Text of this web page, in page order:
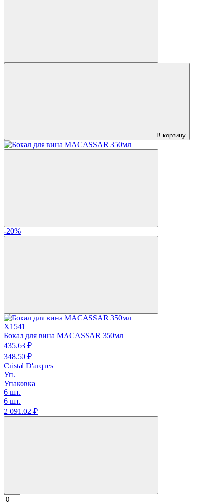
В корзину
-20%
X1541
Бокал для вина MACASSAR 350мл
435.63 ₽
348.50 ₽
Cristal D'arques
Уп.
Упаковка
6 шт.
6 шт.
2 091.02 ₽